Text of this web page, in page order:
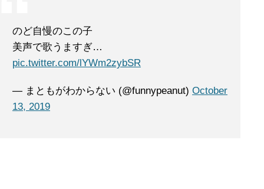
のど自慢のこの子
美声で歌うますぎ…
pic.twitter.com/lYWm2zybSR
— まともがわからない (@funnypeanut) October
13, 2019